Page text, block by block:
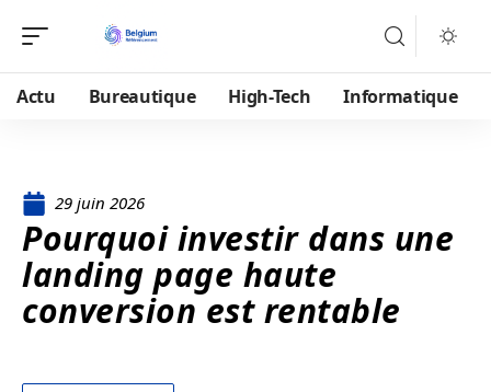
Actu Bureautique High-Tech Informatique
29 juin 2026
Pourquoi investir dans une
landing page haute
conversion est rentable